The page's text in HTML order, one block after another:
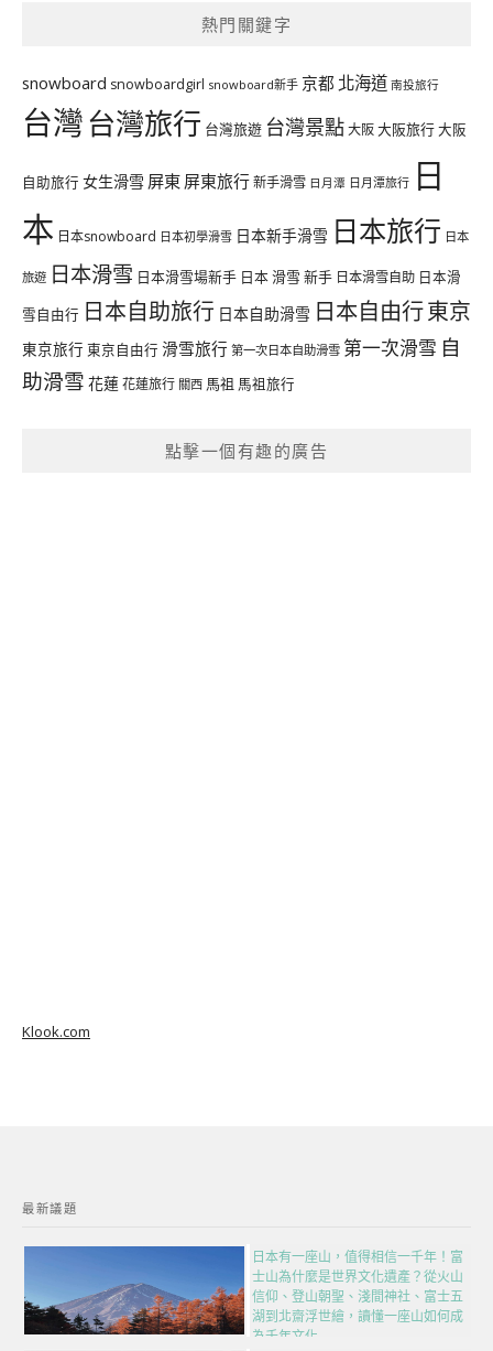
熱門關鍵字
snowboard snowboardgirl snowboard新手 京都 北海道 南投旅行
台灣台灣旅行 台灣旅遊 台灣景點大阪大阪旅行大阪
自助旅行 女生滑雪 屏東 屏東旅行新手滑雪 日月潭 日月潭旅行 日
本 日本snowboard 日本初學滑雪 日本新手滑雪 日本旅行 日本
旅遊 日本滑雪 日本滑雪場新手 日本 滑雪 新手 日本滑雪自助 日本滑
雪自由行 日本自助旅行 日本自助滑雪 日本自由行東京
東京旅行 東京自由行 滑雪旅行 第一次日本自助滑雪 第一次滑雪 自
助滑雪 花蓮花蓮旅行 關西 馬祖 馬祖旅行
點擊一個有趣的廣告
Klook.com
最新議題
日本有一座山，值得相信一千年！富
士山為什麼是世界文化遺產？從火山
信仰、登山朝聖、淺間神社、富士五
湖到北齋浮世繪，讀懂一座山如何成
為千年文化